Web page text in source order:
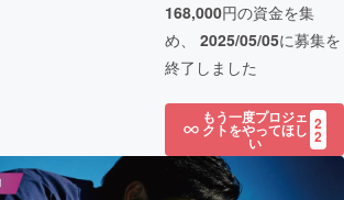
168,000円の資金を集
め、 2025/05/05に募集を
終了しました
もう一度プロジェ
クトをやってほし
い
2
2